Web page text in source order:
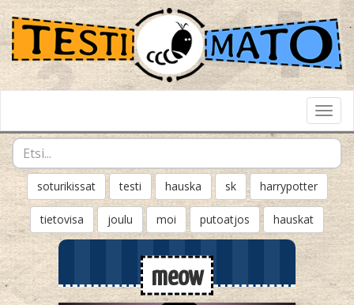
soturikissat testi hauska sk harrypotter
tietovisa joulu moi putoatjos hauskat
meow